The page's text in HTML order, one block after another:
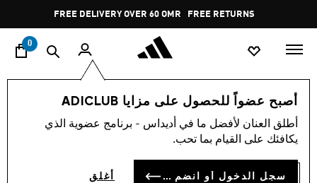
Pause
promotion
rotation
FREE DELIVERY OVER 60 OMR FREE RETURNS
0
أصبح عضواً للحصول على مزايا ADICLUB
أطلق العنان لأفضل ما في أديداس - برنامج عضوية الذي
يكافئك على القيام بما تحب.
سجل الدخول أو انضم الآن أغلق
الأطفال الملابس
-35%
سترة تدريب للأطفال TIRO 24